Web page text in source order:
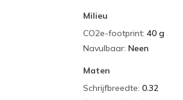
Milieu
CO2e-footprint: 40 g
Navulbaar: Neen
Maten
Schrijfbreedte: 0.32